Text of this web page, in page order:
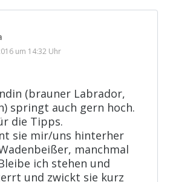
um 14:32 Uhr
(brauner Labrador,
springt auch gern hoch.
die Tipps.
sie mir/uns hinterher
manchmal
ich stehen und
und zwickt sie kurz